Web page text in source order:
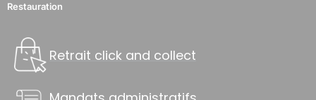
Restauration
Retrait click and collect